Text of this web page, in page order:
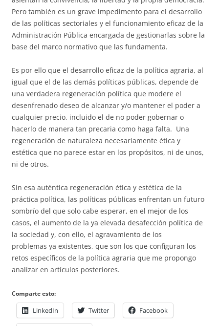
Pero también es un grave impedimento para el desarrollo
de las políticas sectoriales y el funcionamiento eficaz de la
Administración Pública encargada de gestionarlas sobre la
base del marco normativo que las fundamenta.
Es por ello que el desarrollo eficaz de la política agraria, al
igual que el de las demás políticas públicas, depende de
una verdadera regeneración política que modere el
desenfrenado deseo de alcanzar y/o mantener el poder a
cualquier precio, incluido el de no poder gobernar o
hacerlo de manera tan precaria como haga falta. Una
regeneración de naturaleza necesariamente ética y
estética que no parece estar en los propósitos, ni de unos,
ni de otros.
Sin esa auténtica regeneración ética y estética de la
práctica política, las políticas públicas enfrentan un futuro
sombrío del que solo cabe esperar, en el mejor de los
casos, el aumento de la ya elevada desafección política de
la sociedad y, con ello, el agravamiento de los
problemas ya existentes, que son los que configuran los
retos específicos de la política agraria que me propongo
analizar en artículos posteriores.
Comparte esto:
LinkedIn Twitter Facebook